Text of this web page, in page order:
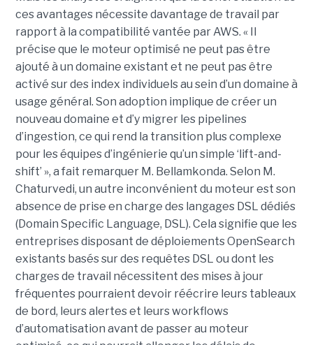
ces avantages nécessite davantage de travail par
rapport à la compatibilité vantée par AWS. « Il
précise que le moteur optimisé ne peut pas être
ajouté à un domaine existant et ne peut pas être
activé sur des index individuels au sein d’un domaine à
usage général. Son adoption implique de créer un
nouveau domaine et d’y migrer les pipelines
d’ingestion, ce qui rend la transition plus complexe
pour les équipes d’ingénierie qu’un simple ‘lift-and-
shift’ », a fait remarquer M. Bellamkonda. Selon M.
Chaturvedi, un autre inconvénient du moteur est son
absence de prise en charge des langages DSL dédiés
(Domain Specific Language, DSL). Cela signifie que les
entreprises disposant de déploiements OpenSearch
existants basés sur des requêtes DSL ou dont les
charges de travail nécessitent des mises à jour
fréquentes pourraient devoir réécrire leurs tableaux
de bord, leurs alertes et leurs workflows
d’automatisation avant de passer au moteur